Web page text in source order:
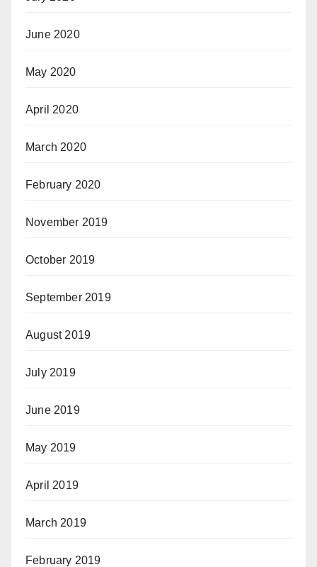
June 2020
May 2020
April 2020
March 2020
February 2020
November 2019
October 2019
September 2019
August 2019
July 2019
June 2019
May 2019
April 2019
March 2019
February 2019